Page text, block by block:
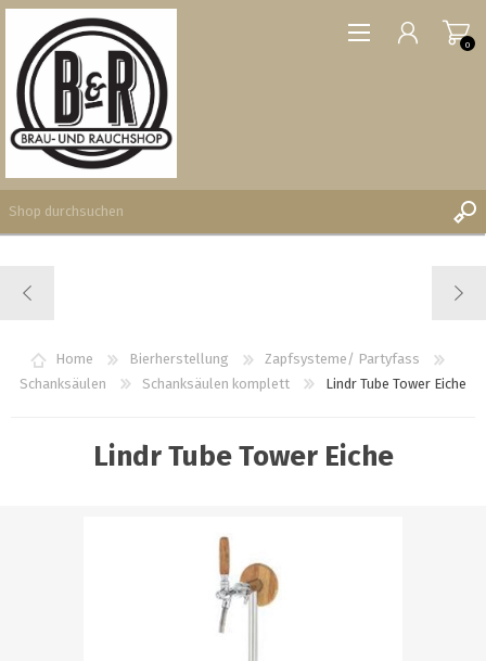
WUNSCHLISTE
0
0
Home Bierherstellung
Zapfsysteme/ Partyfass
Schanksäulen
Schanksäulen komplett Lindr Tube Tower Eiche
Lindr Tube Tower Eiche